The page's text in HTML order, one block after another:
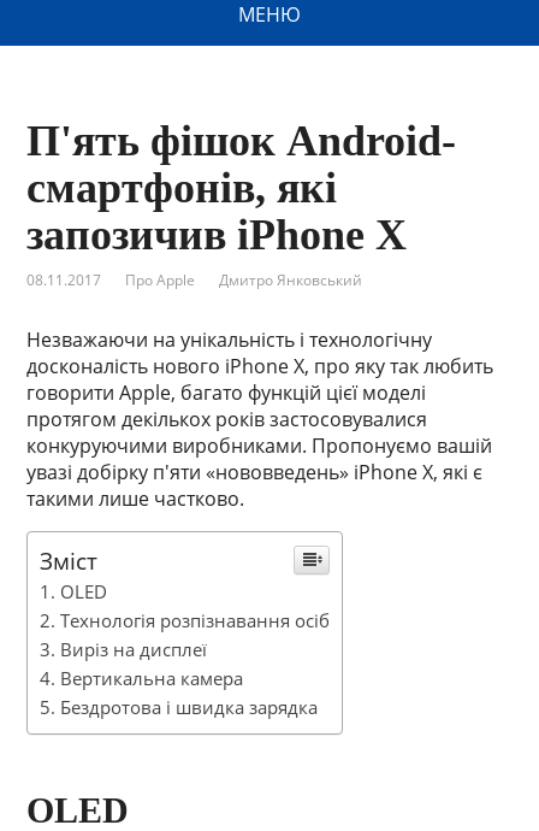
МЕНЮ
П'ять фішок Android-
смартфонів, які
запозичив iPhone X
08.11.2017 Про Apple Дмитро Янковський
Незважаючи на унікальність і технологічну
досконалість нового iPhone X, про яку так любить
говорити Apple, багато функцій цієї моделі
протягом декількох років застосовувалися
конкуруючими виробниками. Пропонуємо вашій
увазі добірку п'яти «нововведень» iPhone X, які є
такими лише частково.
Зміст
OLED
Технологія розпізнавання осіб
Виріз на дисплеї
Вертикальна камера
Бездротова і швидка зарядка
OLED